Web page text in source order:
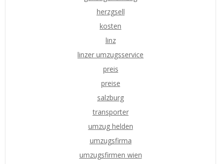
herzgsell
kosten
linz
linzer umzugsservice
preis
preise
salzburg
transporter
umzug helden
umzugsfirma
umzugsfirmen wien